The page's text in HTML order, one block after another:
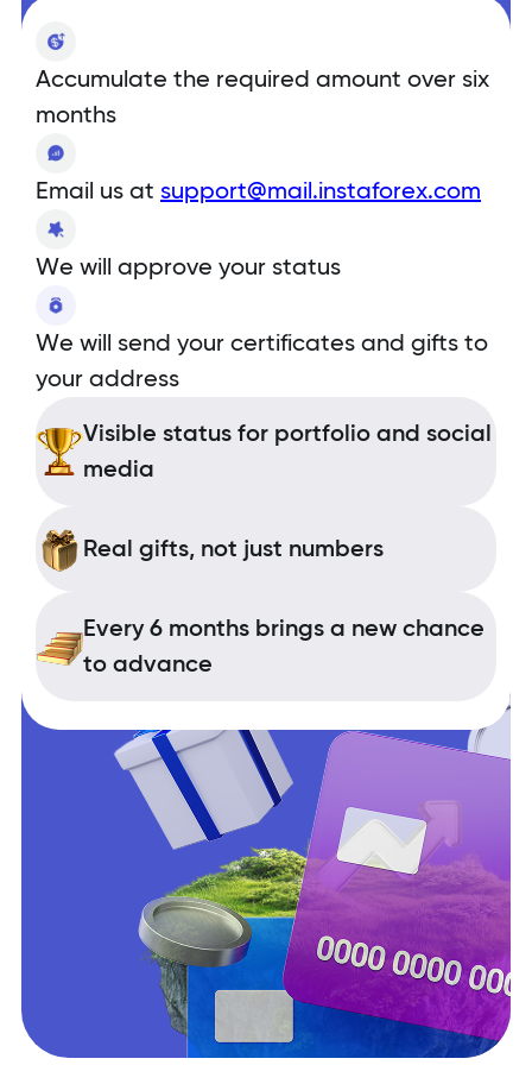
Accumulate the required amount over six
months
Email us at support@mail.instaforex.com
We will approve your status
We will send your certificates and gifts to
your address
Visible status for portfolio and social
media
Real gifts, not just numbers
Every 6 months brings a new chance
to advance